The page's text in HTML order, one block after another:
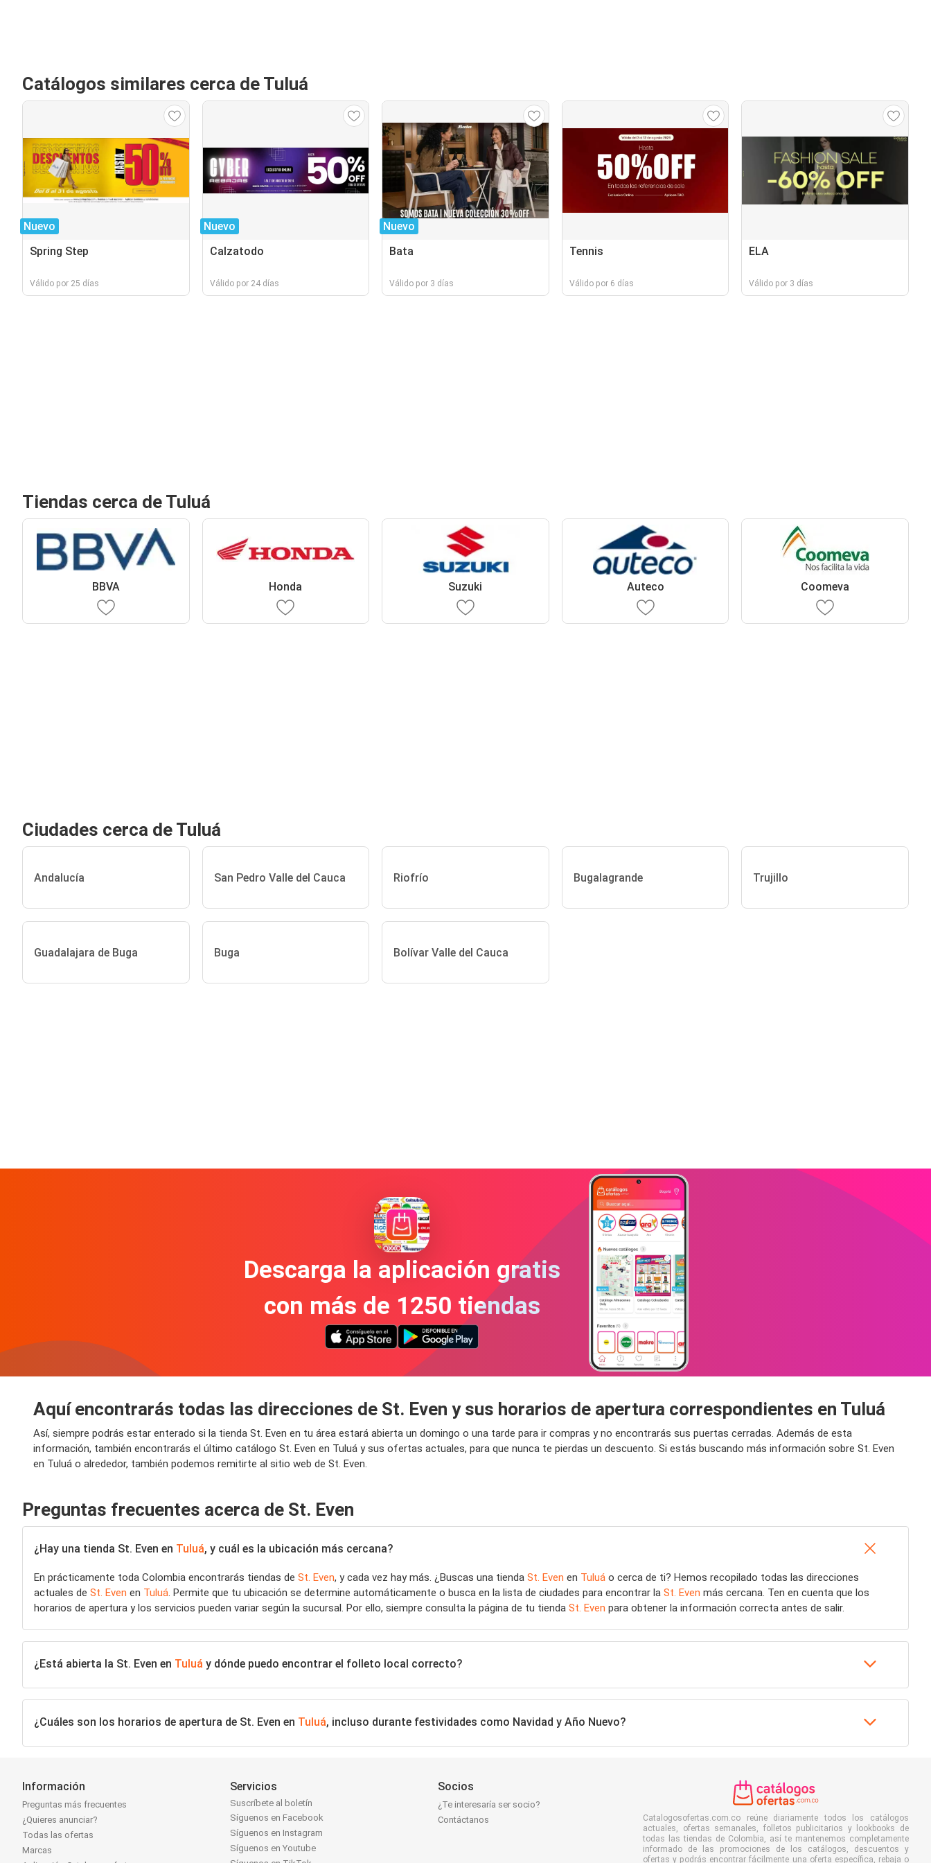
Catálogos similares cerca de Tuluá
Nuevo
Spring Step
Válido por 25 días
Nuevo
Calzatodo
Válido por 24 días
Nuevo
Bata
Válido por 3 días
Tennis
Válido por 6 días
ELA
Válido por 3 días
Tiendas cerca de Tuluá
BBVA Honda Suzuki Auteco Coomeva
Ciudades cerca de Tuluá
Andalucía San Pedro Valle del Cauca Riofrío Bugalagrande Trujillo
Guadalajara de Buga Buga Bolívar Valle del Cauca
Descarga la aplicación gratis
con más de 1250 tiendas
Aquí encontrarás todas las direcciones de St. Even y sus horarios de apertura correspondientes en Tuluá
Así, siempre podrás estar enterado si la tienda St. Even en tu área estará abierta un domingo o una tarde para ir compras y no encontrarás sus puertas cerradas. Además de esta
información, también encontrarás el último catálogo St. Even en Tuluá y sus ofertas actuales, para que nunca te pierdas un descuento. Si estás buscando más información sobre St. Even
en Tuluá o alrededor, también podemos remitirte al sitio web de St. Even.
Preguntas frecuentes acerca de St. Even
¿Hay una tienda St. Even en Tuluá, y cuál es la ubicación más cercana?
En prácticamente toda Colombia encontrarás tiendas de St. Even, y cada vez hay más. ¿Buscas una tienda St. Even en Tuluá o cerca de ti? Hemos recopilado todas las direcciones
actuales de St. Even en Tuluá. Permite que tu ubicación se determine automáticamente o busca en la lista de ciudades para encontrar la St. Even más cercana. Ten en cuenta que los
horarios de apertura y los servicios pueden variar según la sucursal. Por ello, siempre consulta la página de tu tienda St. Even para obtener la información correcta antes de salir.
¿Está abierta la St. Even en Tuluá y dónde puedo encontrar el folleto local correcto?
¿Cuáles son los horarios de apertura de St. Even en Tuluá, incluso durante festividades como Navidad y Año Nuevo?
Información
Preguntas más frecuentes
¿Quieres anunciar?
Todas las ofertas
Marcas
Servicios
Suscríbete al boletín
Síguenos en Facebook
Síguenos en Instagram
Síguenos en Youtube
Socios
¿Te interesaría ser socio?
Contáctanos
Catalogosofertas.com.co reúne diariamente todos los catálogos
actuales, ofertas semanales, folletos publicitarios y lookbooks de
todas las tiendas de Colombia, así te mantenemos completamente
informado de las promociones de los catálogos, descuentos y
ofertas y podrás encontrar fácilmente una oferta específica, rebaja o